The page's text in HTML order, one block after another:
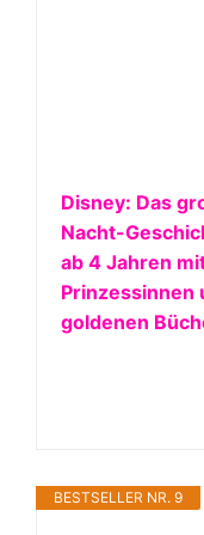
Disney: Das
Nacht-
ab 4 Jahren
Prinzessinnen
goldenen
BESTSELLER NR. 9